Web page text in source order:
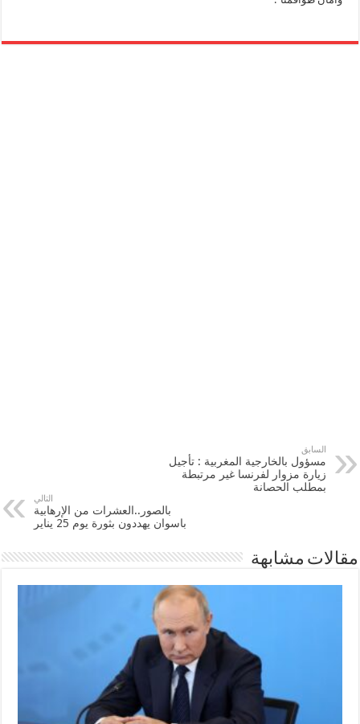
السابق
مسؤول بالخارجية المغربية : تأجيل
زيارة مزوار لفرنسا غير مرتبطة
بمطلب الحصانة
التالي
بالصور..العشرات من الإرهابية
باسوان يهددون بثورة يوم 25 يناير
مقالات مشابهة